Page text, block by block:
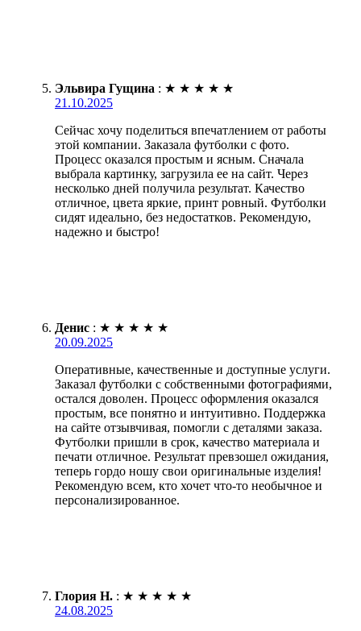
Эльвира Гущина : ★ ★ ★ ★ ★
21.10.2025
Сейчас хочу поделиться впечатлением от работы
этой компании. Заказала футболки с фото.
Процесс оказался простым и ясным. Сначала
выбрала картинку, загрузила ее на сайт. Через
несколько дней получила результат. Качество
отличное, цвета яркие, принт ровный. Футболки
сидят идеально, без недостатков. Рекомендую,
надежно и быстро!
Денис : ★ ★ ★ ★ ★
20.09.2025
Оперативные, качественные и доступные услуги.
Заказал футболки с собственными фотографиями,
остался доволен. Процесс оформления оказался
простым, все понятно и интуитивно. Поддержка
на сайте отзывчивая, помогли с деталями заказа.
Футболки пришли в срок, качество материала и
печати отличное. Результат превзошел ожидания,
теперь гордо ношу свои оригинальные изделия!
Рекомендую всем, кто хочет что-то необычное и
персонализированное.
Глория Н. : ★ ★ ★ ★ ★
24.08.2025